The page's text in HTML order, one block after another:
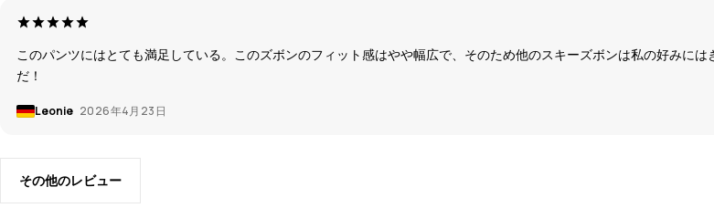
このパンツにはとても満足している。このズボンのフィット感はやや幅広で、そのため他のスキーズボンは私の好みに
だ！
Leonie 2026年4月23日
その他のレビュー